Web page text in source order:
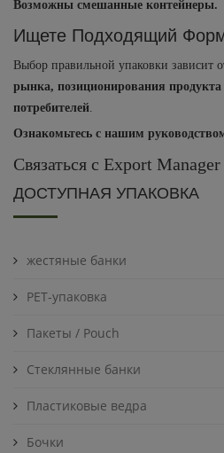
Возможны смешанные контейнеры.
Ищете Подходящий
Выбор правильной упаковки зависит
рынка, позиционирования продукта
потребителей.
Ознакомьтесь с нашим
Связаться с Export Manager
ДОСТУПНАЯ УПАКОВКА
жестяные банки
PET-упаковка
Пакеты / Pouch
Стеклянные банки
Пластиковые ведра
Бочки